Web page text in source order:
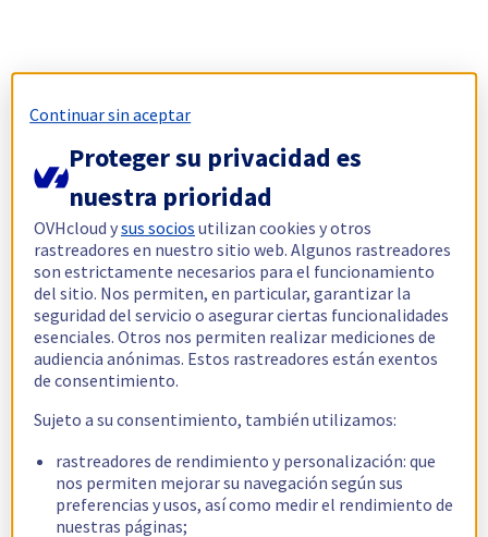
Continuar sin aceptar
Proteger su privacidad es
nuestra prioridad
OVHcloud ysus socios utilizan cookies y otros
rastreadores en nuestro sitio web. Algunos rastreadores
son estrictamente necesarios para el funcionamiento
del sitio. Nos permiten, en particular, garantizar la
seguridad del servicio o asegurar ciertas funcionalidades
esenciales. Otros nos permiten realizar mediciones de
audiencia anónimas. Estos rastreadores están exentos
de consentimiento.
Sujeto a su consentimiento, también utilizamos:
rastreadores de rendimiento y personalización: que
nos permiten mejorar su navegación según sus
preferencias y usos, así como medir el rendimiento de
nuestras páginas;